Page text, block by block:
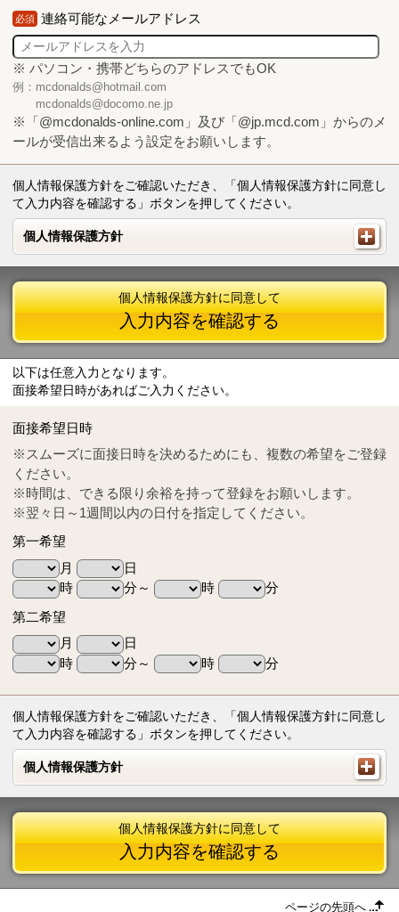
必須 連絡可能なメールアドレス
※ パソコン・携帯どちらのアドレスでもOK
例：mcdonalds@hotmail.com
mcdonalds@docomo.ne.jp
※「@mcdonalds-online.com」及び「@jp.mcd.com」からのメ
ールが受信出来るよう設定をお願いします。
個人情報保護方針をご確認いただき、「個人情報保護方針に同意し
て入力内容を確認する」ボタンを押してください。
個人情報保護方針
個人情報保護方針
Tel
0570-55-0314
個人情報保護方針に同意して
入力内容を確認する
以下は任意入力となります。
面接希望日時があればご入力ください。
面接希望日時
※スムーズに面接日時を決めるためにも、複数の希望をご登録
ください。
※時間は、できる限り余裕を持って登録をお願いします。
※翌々日～1週間以内の日付を指定してください。
第一希望
月
日
時
分～ 時
分
第二希望
月
日
時
分～ 時 分
個人情報保護方針をご確認いただき、「個人情報保護方針に同意し
て入力内容を確認する」ボタンを押してください。
個人情報保護方針
個人情報保護方針
個人情報保護方針に同意して
入力内容を確認する
ページの先頭へ